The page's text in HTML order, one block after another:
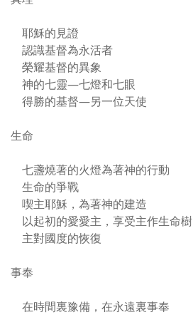
耶穌的見證
認識基督為永活者
榮耀基督的異象
神的七靈—七燈和七眼
得勝的基督—另一位天使
生命
七盞燒著的火燈為著神的行動
生命的爭戰
喫主耶穌，為著神的建造
以起初的愛愛主，享受主作生命樹
主對國度的恢復
事奉
在時間裏豫備，在永遠裏事奉